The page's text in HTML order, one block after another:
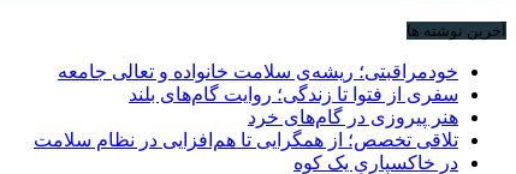
آخرین نوشته ها
خودمراقبتی؛ ریشه‌ی سلامت خانواده و تعالی جامعه
سفری از فتوا تا زندگی؛ روایت گام‌های بلند
هنر پیروزی در گام‌های خرد
تلاقی تخصص؛ از همگرایی تا هم‌افزایی در نظام سلامت
در خاکسپاریِ یک کوه